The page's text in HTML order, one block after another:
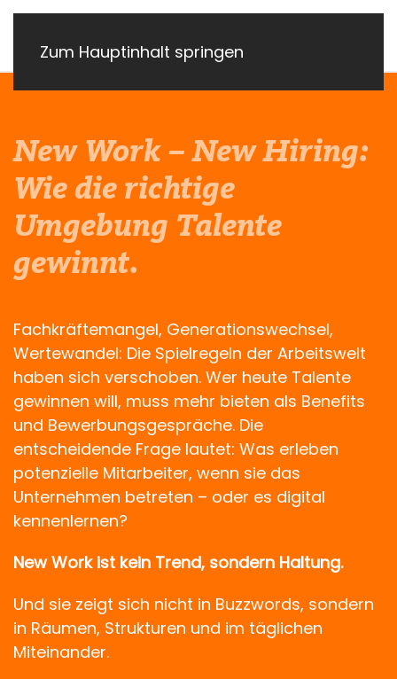
Zum Hauptinhalt springen
New Work – New Hiring:
Wie die richtige
Umgebung Talente
gewinnt.
Fachkräftemangel, Generationswechsel,
Wertewandel: Die Spielregeln der Arbeitswelt
haben sich verschoben. Wer heute Talente
gewinnen will, muss mehr bieten als Benefits
und Bewerbungsgespräche. Die
entscheidende Frage lautet: Was erleben
potenzielle Mitarbeiter, wenn sie das
Unternehmen betreten – oder es digital
kennenlernen?
New Work ist kein Trend, sondern Haltung.
Und sie zeigt sich nicht in Buzzwords, sondern
in Räumen, Strukturen und im täglichen
Miteinander.